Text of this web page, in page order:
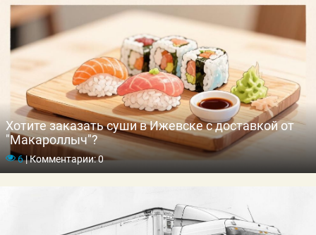
Хотите заказать суши в Ижевске с доставкой от
"Макароллыч"?
6|Комментарии: 0